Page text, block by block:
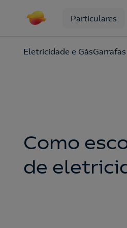
Particulares
Eletricidade e Gás
Como
de